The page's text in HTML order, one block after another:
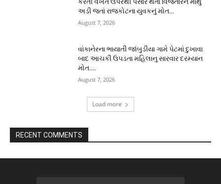
અડી જતાં રાજકોટના યુવકનું મોત…
August 7, 2026
વાંકાનેરના ભાયાતી જાંબુડીયા ગામે પેટમાં દુખાવા
બાદ આચકી ઉપડતા મહિલાનુ સારવાર દરમ્યાન
મોત….
August 7, 2026
Load more
RECENT COMMENTS